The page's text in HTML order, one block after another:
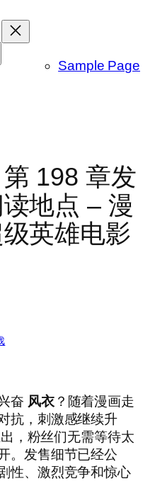
Sample Page
第 198 章发
地点 – 漫
英雄电影
奋 风衣？随着漫画走
抗，刺激感继续升
，粉丝们无需等待太
。发售细节已经公
性、激烈竞争和惊心